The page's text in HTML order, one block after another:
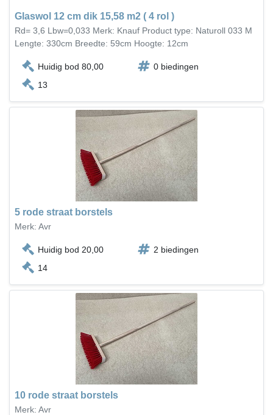
Glaswol 12 cm dik 15,58 m2 ( 4 rol )
Rd= 3,6 Lbw=0,033 Merk: Knauf Product type: Naturoll 033 M
Lengte: 330cm Breedte: 59cm Hoogte: 12cm
Huidig bod 80,00
0 biedingen
13
5 rode straat borstels
Merk: Avr
Huidig bod 20,00
2 biedingen
14
10 rode straat borstels
Merk: Avr